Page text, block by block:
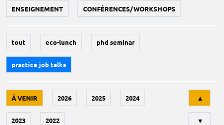
ENSEIGNEMENT CONFÉRENCES/WORKSHOPS
tout eco-lunch phd seminar
practice job talks
À VENIR 2026 2025 2024
2023 2022
▲
▼